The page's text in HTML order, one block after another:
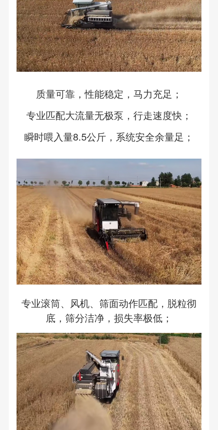
质量可靠，性能稳定，马力充足；
专业匹配大流量无极泵，行走速度快；
瞬时喂入量8.5公斤，系统安全余量足；
专业滚筒、风机、筛面动作匹配，脱粒彻
底，筛分洁净，损失率极低；